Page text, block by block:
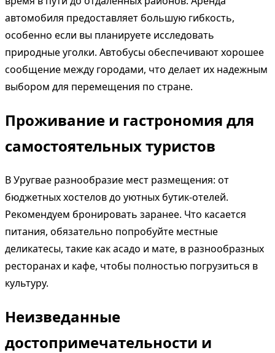
автомобиля предоставляет большую гибкость,
особенно если вы планируете исследовать
природные уголки. Автобусы обеспечивают хорошее
сообщение между городами, что делает их надежным
выбором для перемещения по стране.
Проживание и гастрономия для
самостоятельных туристов
В Уругвае разнообразие мест размещения: от
бюджетных хостелов до уютных бутик-отелей.
Рекомендуем бронировать заранее. Что касается
питания, обязательно попробуйте местные
деликатесы, такие как асадо и мате, в разнообразных
ресторанах и кафе, чтобы полностью погрузиться в
культуру.
Неизведанные
достопримечательности и